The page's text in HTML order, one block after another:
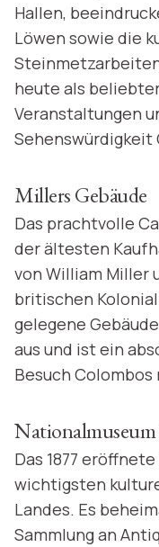
Hallen,
Löwen sowie die
heute als
Veranstaltungen
Sehenswürdigkeit
Millers Gebäude
Das prachtvolle
der ältesten
von William Miller
britischen
gelegene
aus und ist ein
Besuch
Das 1877
wichtigsten
Landes. Es
Sammlung an